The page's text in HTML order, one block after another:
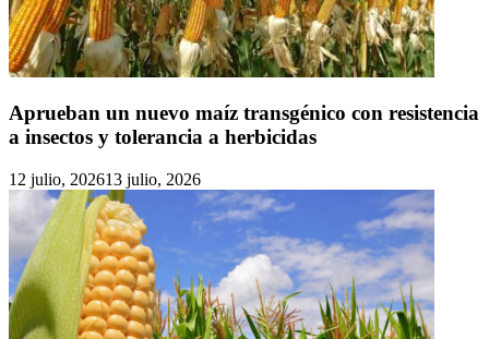
Aprueban un nuevo maíz transgénico con resistencia
a insectos y tolerancia a herbicidas
12 julio, 202613 julio, 2026